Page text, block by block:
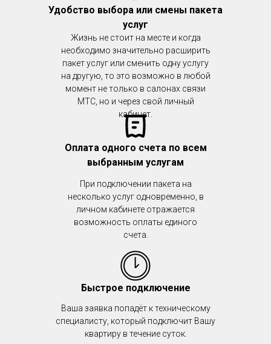
Удобство выбора или смены пакета
услуг
Быстрое подключение
Оплата одного счета по всем
выбранным услугам
Ваша заявка попадёт к техническому
специалисту, который подключит Вашу
квартиру в течение суток.
При подключении пакета на
несколько услуг одновременно, в
личном кабинете отражается
возможность оплаты единого
счета.
Жизнь не стоит на месте и когда
необходимо значительно расширить
пакет услуг или сменить одну услугу
на другую, то это возможно в любой
момент не только в салонах связи
МТС, но и через свой личный
кабинет.